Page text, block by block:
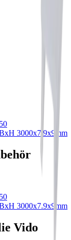
3000x7.9x9mm
3000x7.9x9mm
Vido